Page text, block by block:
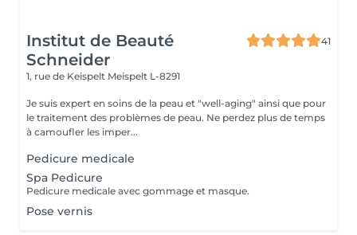
Institut de Beauté
Schneider
41
1, rue de Keispelt Meispelt L-8291
Je suis expert en soins de la peau et "well-aging" ainsi que pour
le traitement des problèmes de peau. Ne perdez plus de temps
à camoufler les imper...
Pedicure medicale
Spa Pedicure
Pedicure medicale avec gommage et masque.
Pose vernis